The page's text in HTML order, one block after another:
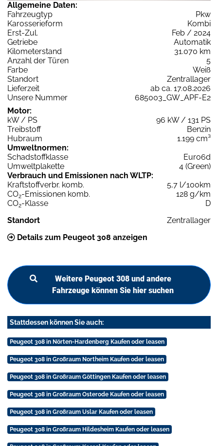
Allgemeine Daten:
Fahrzeugtyp
Pkw
Karosserieform
Kombi
Erst-Zul.
Feb / 2024
Getriebe
Automatik
Kilometerstand
31.070 km
Anzahl der Türen
5
Farbe
Weiß
Standort
Zentrallager
Lieferzeit
ab ca. 17.08.2026
Unsere Nummer
685003_GW_APF-E2
Motor:
kW / PS
96 kW / 131 PS
Treibstoff
Benzin
Hubraum
1.199 cm³
Umweltnormen:
Schadstoffklasse
Euro6d
Umweltplakette
4 (Green)
Verbrauch und Emissionen nach WLTP:
Kraftstoffverbr. komb.
5,7 l/100km
CO2-Emissionen komb.
128 g/km
CO2-Klasse
D
Standort
Zentrallager
Details zum Peugeot 308 anzeigen
Weitere Peugeot 308 und andere
Fahrzeuge können Sie hier suchen
Stattdessen können Sie auch:
Peugeot 308 in Nörten-Hardenberg Kaufen oder leasen
Peugeot 308 in Großraum Northeim Kaufen oder leasen
Peugeot 308 in Großraum Göttingen Kaufen oder leasen
Peugeot 308 in Großraum Osterode Kaufen oder leasen
Peugeot 308 in Großraum Uslar Kaufen oder leasen
Peugeot 308 in Großraum Hildesheim Kaufen oder leasen